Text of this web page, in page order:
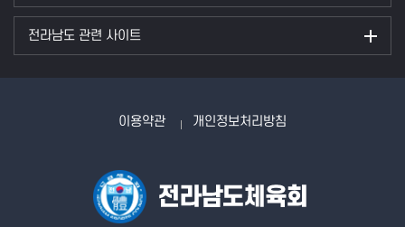
전라남도 관련 사이트
이용약관 개인정보처리방침